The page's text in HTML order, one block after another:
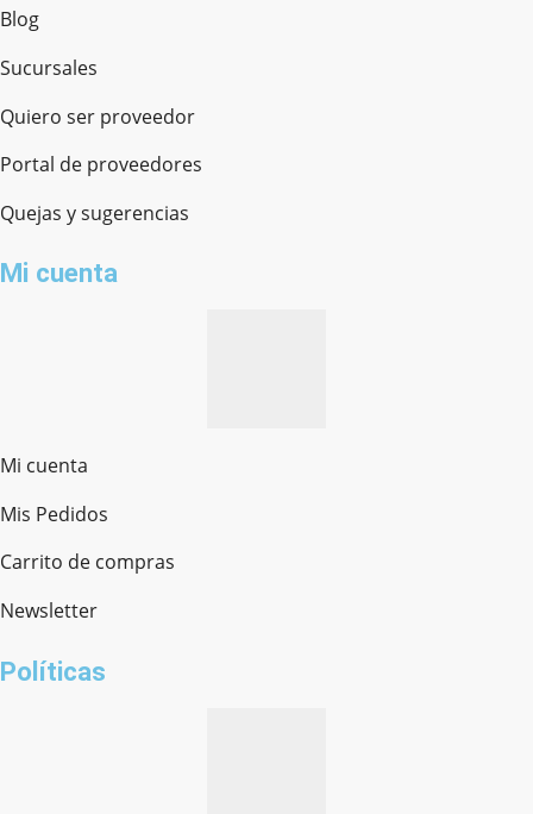
Blog
Sucursales
Quiero ser proveedor
Portal de proveedores
Quejas y sugerencias
Mi cuenta
Mi cuenta
Mis Pedidos
Carrito de compras
Newsletter
Políticas